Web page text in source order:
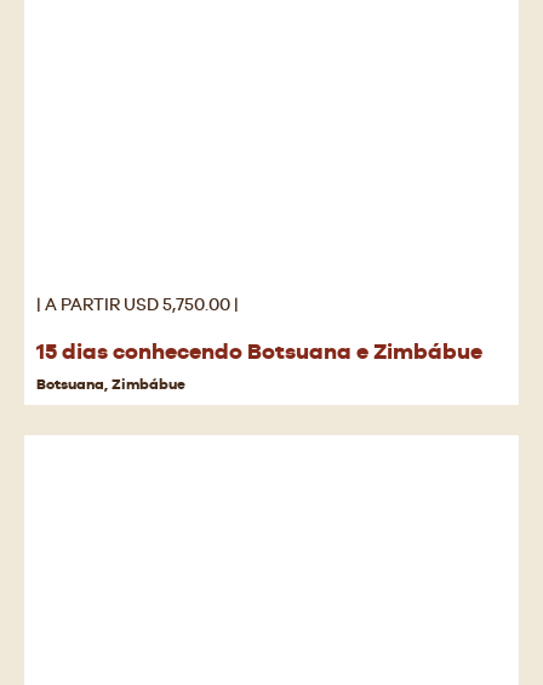
| A PARTIR USD 5,750.00 |
15 dias conhecendo Botsuana e Zimbábue
Botsuana, Zimbábue